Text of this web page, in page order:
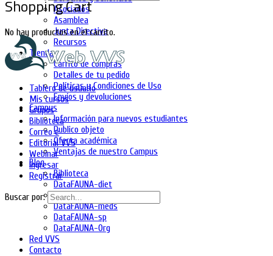
Asociados
Asamblea
Junta Directiva
Recursos
Tienda
Carrito de compras
Detalles de tu pedido
Políticas y Condiciones de Uso
Envíos y devoluciones
Campus
Información para nuevos estudiantes
Publico objeto
Oferta académica
Ventajas de nuestro Campus
Blog
Biblioteca
DataFAUNA-diet
DataFAUNA-inia
DataFAUNA-meds
DataFAUNA-sp
DataFAUNA-Org
Red VVS
Contacto
Shopping Cart
No hay productos en el carrito.
Tablero de usuario
Mis cursos
Grupos
Biblioteca
Correo e
Editorial VVS
Webinar
Ingresar
Registrar
Buscar por: